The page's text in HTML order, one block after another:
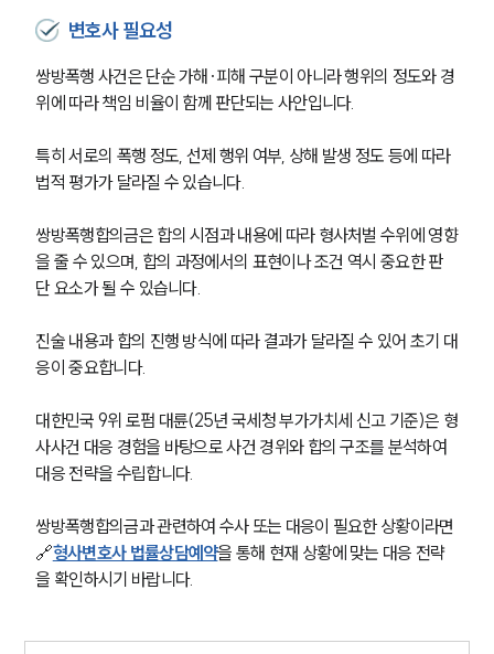
변호사 필요성
쌍방폭행 사건은 단순 가해·피해 구분이 아니라 행위의 정도와 경
위에 따라 책임 비율이 함께 판단되는 사안입니다.
특히 서로의 폭행 정도, 선제 행위 여부, 상해 발생 정도 등에 따라
법적 평가가 달라질 수 있습니다.
쌍방폭행합의금은 합의 시점과 내용에 따라 형사처벌 수위에 영향
을 줄 수 있으며, 합의 과정에서의 표현이나 조건 역시 중요한 판
단 요소가 될 수 있습니다.
진술 내용과 합의 진행 방식에 따라 결과가 달라질 수 있어 초기 대
응이 중요합니다.
대한민국 9위 로펌 대륜(25년 국세청 부가가치세 신고 기준)은 형
사사건 대응 경험을 바탕으로 사건 경위와 합의 구조를 분석하여
대응 전략을 수립합니다.
쌍방폭행합의금과 관련하여 수사 또는 대응이 필요한 상황이라면
🔗형사변호사 법률상담예약을 통해 현재 상황에 맞는 대응 전략
을 확인하시기 바랍니다.